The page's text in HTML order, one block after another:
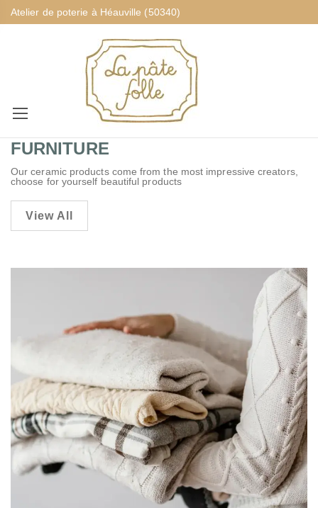
Atelier de poterie à Héauville (50340)
FURNITURE
Our ceramic products come from the most impressive creators,
choose for yourself beautiful products
View All